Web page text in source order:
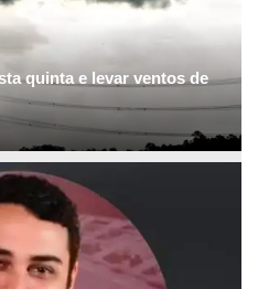
quinta e levar ventos de